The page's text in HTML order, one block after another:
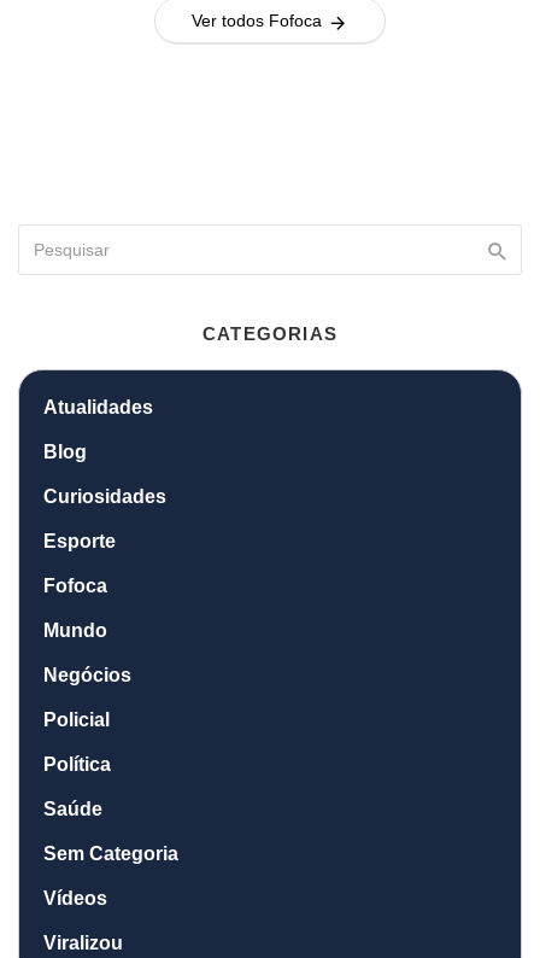
Ver todos Fofoca
CATEGORIAS
Atualidades
Blog
Curiosidades
Esporte
Fofoca
Mundo
Negócios
Policial
Política
Saúde
Sem Categoria
Vídeos
Viralizou